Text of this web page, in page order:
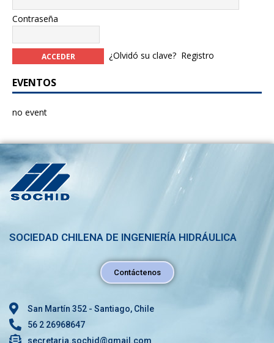
Contraseña
¿Olvidó su clave? Registro
EVENTOS
no event
SOCIEDAD CHILENA DE INGENIERÍA HIDRÁULICA
Contáctenos
San Martín 352 - Santiago, Chile
56 2 26968647
secretaria.sochid@gmail.com